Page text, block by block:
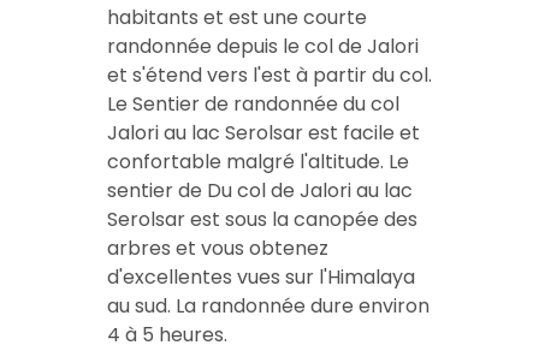
habitants et est une courte
randonnée depuis le col de Jalori
et s'étend vers l'est à partir du col.
Le Sentier de randonnée du col
Jalori au lac Serolsarest facile et
confortable malgré l'altitude. Le
sentier de Du col de Jalori au lac
Serolsarest sous la canopée des
arbres et vous obtenez
d'excellentes vues sur l'Himalaya
au sud. La randonnée dure environ
4 à 5 heures.